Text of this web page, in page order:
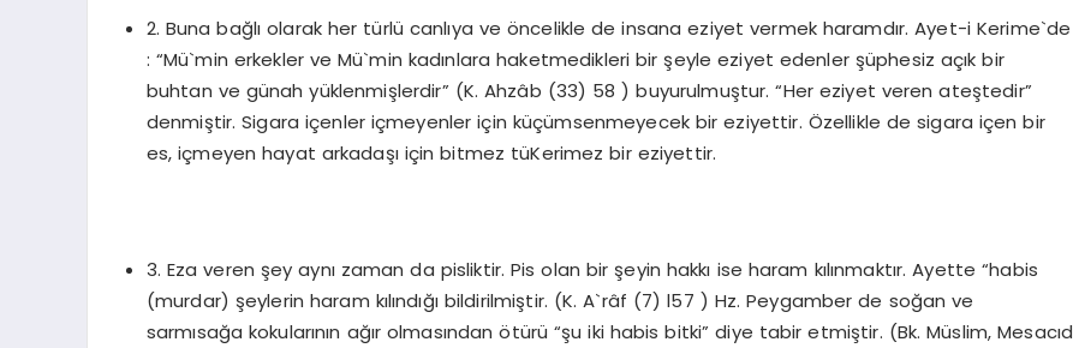
2. Buna bağlı olarak her türlü canlıya ve öncelikle de insana eziyet vermek haramdır. Ayet-i Kerime`de
: “Mü`min erkekler ve Mü`min kadınlara haketmedikleri bir şeyle eziyet edenler şüphesiz açık bir
buhtan ve günah yüklenmişlerdir” (K. Ahzâb (33) 58 ) buyurulmuştur. “Her eziyet veren ateştedir”
denmiştir. Sigara içenler içmeyenler için küçümsenmeyecek bir eziyettir. Özellikle de sigara içen bir
es, içmeyen hayat arkadaşı için bitmez tüKerimez bir eziyettir.
3. Eza veren şey aynı zaman da pisliktir. Pis olan bir şeyin hakkı ise haram kılınmaktır. Ayette “habis
(murdar) şeylerin haram kılındığı bildirilmiştir. (K. A`râf (7) l57 ) Hz. Peygamber de soğan ve
sarmısağa kokularının ağır olmasından ötürü “şu iki habis bitki” diye tabir etmiştir. (Bk. Müslim, Mesacıd